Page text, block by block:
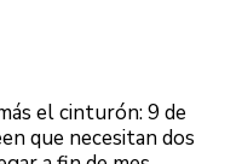
el cinturón: 9 de
que necesitan dos